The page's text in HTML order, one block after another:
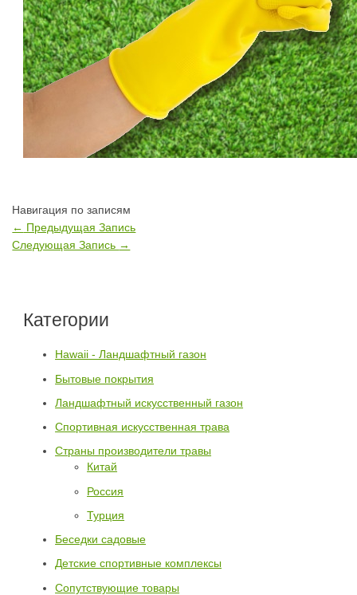
Категории
Hawaii - Ландшафтный газон
Бытовые покрытия
Ландшафтный искусственный газон
Спортивная искусственная трава
Страны производители травы
Китай
Россия
Турция
Беседки садовые
Детские спортивные комплексы
Сопутствующие товары
Навигация по записям
← Предыдущая Запись
Следующая Запись →